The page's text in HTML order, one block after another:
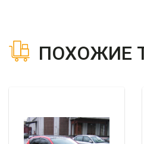
ПОХОЖИЕ